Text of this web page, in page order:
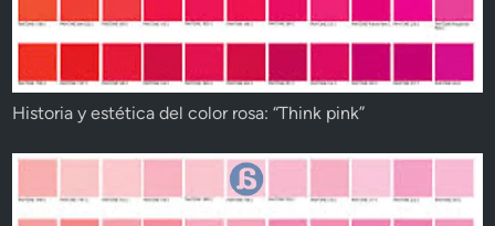
Historia y estética del color rosa: “Think pink”